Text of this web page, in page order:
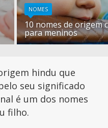
NOMES
10 nomes de origem
para meninos
hindu que
seu significado
é um dos nomes
filho.